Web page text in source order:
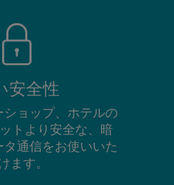
安全性
ョップ、ホテルの
トより安全な、暗
通信をお使いいた
ます。